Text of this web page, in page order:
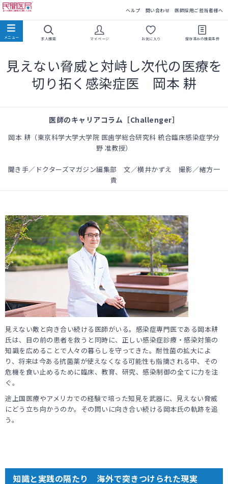
ヘルプ 問い合わせ 医師採用ご担当者様へ
求人検索 マイページ お気に入り 保存済みの検索条件
見えない脅威と対峙し次代の医療を
切り拓く感染症医 岡本 耕
医師のキャリアコラム［Challenger］
岡本 耕（東京科学大学大学院 医歯学総合研究科 統合臨床感染症学分
野 准教授）
聞き手／ドクターズマガジン編集部 文／横井かずえ 撮影／緒方一
貴
見えない敵と向き合い続ける医師がいる。感染症専門医である岡本耕
氏は、目の前の患者を救うと同時に、正しい感染症診療・感染対策の
知識を広めることで人々の暮らしを守ってきた。耐性菌の拡大によ
り、将来は今ある抗菌薬が使えなくなる可能性も指摘される中、その
危機を食い止めるために臨床、教育、研究、感染制御の全てに力を注
ぐ。
途上国医療やアメリカでの経験で培った知見を武器に、見えない脅威
にどう立ち向かうのか。その問いに向き合い続ける岡本氏の軌跡を追
う。
知識と実践の隔たり 海外で突きつけられた現実